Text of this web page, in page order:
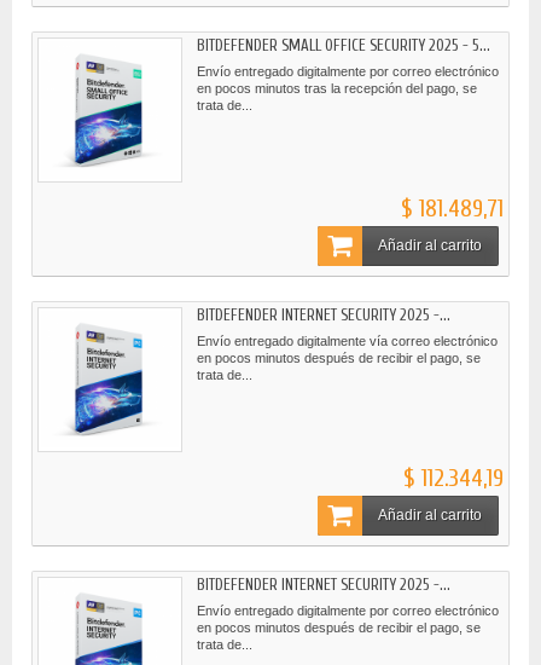
BITDEFENDER SMALL OFFICE SECURITY 2025 - 5...
Envío entregado digitalmente por correo electrónico
en pocos minutos tras la recepción del pago, se
trata de...
$ 181.489,71
Añadir al carrito
BITDEFENDER INTERNET SECURITY 2025 -...
Envío entregado digitalmente vía correo electrónico
en pocos minutos después de recibir el pago, se
trata de...
$ 112.344,19
Añadir al carrito
BITDEFENDER INTERNET SECURITY 2025 -...
Envío entregado digitalmente por correo electrónico
en pocos minutos después de recibir el pago, se
trata de...